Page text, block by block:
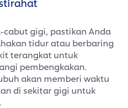
gigi, pastikan Anda
tidur atau berbaring
terangkat untuk
pembengkakan.
akan memberi waktu
di sekitar gigi untuk